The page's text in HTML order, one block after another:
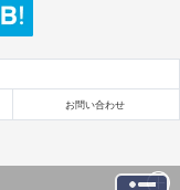
お問い合わせ